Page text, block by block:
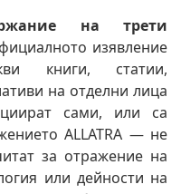
на трети
изявление
книги, статии,
на отделни лица
сами, или са
ALLATRA — не
за отражение на
или дейности на